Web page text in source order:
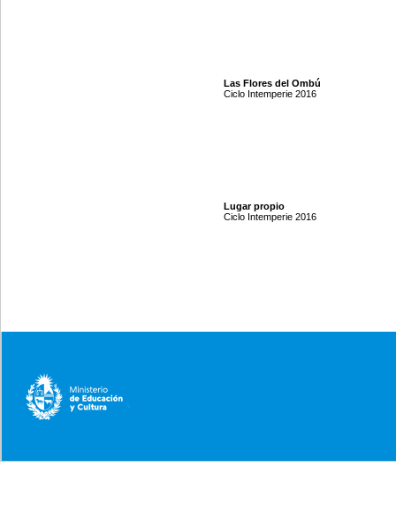
Las Flores del Ombú
Ciclo Intemperie 2016
Lugar propio
Ciclo Intemperie 2016